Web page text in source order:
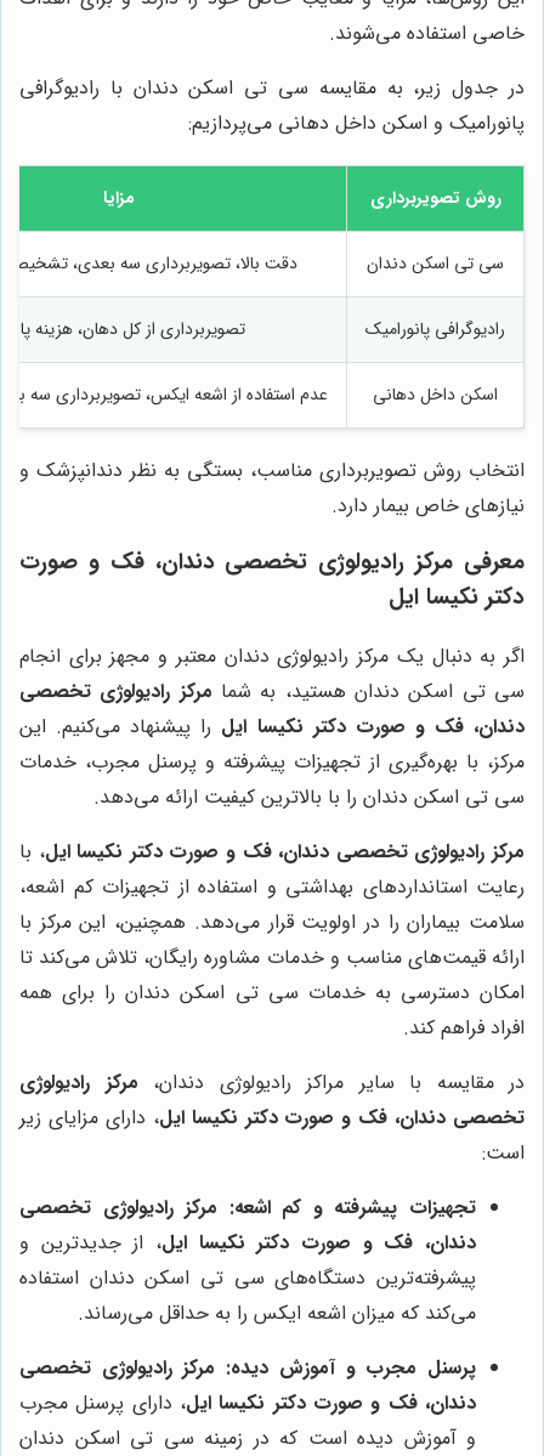
خاصی استفاده می‌شوند.
در جدول زیر، به مقایسه سی تی اسکن دندان با رادیوگرافی
پانورامیک و اسکن داخل دهانی می‌پردازیم:
روش تصویربرداری مزایا
سی تی اسکن دندان دقت بالا، تصویربرداری سه بعدی، تشخیص
رادیوگرافی پانورامیک تصویربرداری از کل دهان، هزینه
اسکن داخل دهانی عدم استفاده از اشعه ایکس، تصویربرداری سه
انتخاب روش تصویربرداری مناسب، بستگی به نظر دندانپزشک و
نیازهای خاص بیمار دارد.
معرفی مرکز رادیولوژی تخصصی دندان، فک و صورت
دکتر نکیسا ایل
اگر به دنبال یک مرکز رادیولوژی دندان معتبر و مجهز برای انجام
سی تی اسکن دندان هستید، به شما مرکز رادیولوژی تخصصی
دندان، فک و صورت دکتر نکیسا ایل را پیشنهاد می‌کنیم. این
مرکز، با بهره‌گیری از تجهیزات پیشرفته و پرسنل مجرب، خدمات
سی تی اسکن دندان را با بالاترین کیفیت ارائه می‌دهد.
مرکز رادیولوژی تخصصی دندان، فک و صورت دکتر نکیسا ایل، با
رعایت استانداردهای بهداشتی و استفاده از تجهیزات کم اشعه،
سلامت بیماران را در اولویت قرار می‌دهد. همچنین، این مرکز با
ارائه قیمت‌های مناسب و خدمات مشاوره رایگان، تلاش می‌کند تا
امکان دسترسی به خدمات سی تی اسکن دندان را برای همه
افراد فراهم کند.
در مقایسه با سایر مراکز رادیولوژی دندان، مرکز رادیولوژی
تخصصی دندان، فک و صورت دکتر نکیسا ایل، دارای مزایای زیر
است:
تجهیزات پیشرفته و کم اشعه: مرکز رادیولوژی تخصصی
دندان، فک و صورت دکتر نکیسا ایل، از جدیدترین و
پیشرفته‌ترین دستگاه‌های سی تی اسکن دندان استفاده
می‌کند که میزان اشعه ایکس را به حداقل می‌رساند.
پرسنل مجرب و آموزش دیده: مرکز رادیولوژی تخصصی
دندان، فک و صورت دکتر نکیسا ایل، دارای پرسنل مجرب
و آموزش دیده است که در زمینه سی تی اسکن دندان